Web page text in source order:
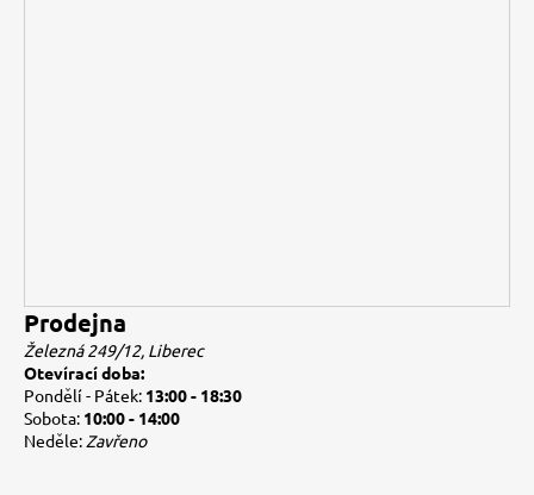
Prodejna
Železná 249/12, Liberec
Otevírací doba:
Pondělí - Pátek: 13:00 - 18:30
Sobota: 10:00 - 14:00
Neděle: Zavřeno